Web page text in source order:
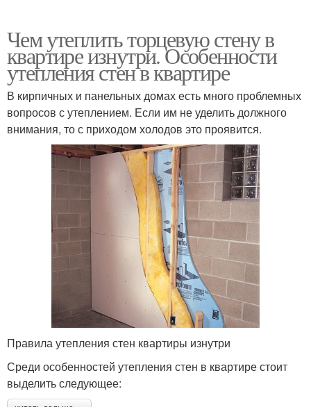
Чем утеплить торцевую стену в
квартире изнутри. Особенности
утепления стен в квартире
В кирпичных и панельных домах есть много проблемных
вопросов с утеплением. Если им не уделить должного
внимания, то с приходом холодов это проявится.
Правила утепления стен квартиры изнутри
Среди особенностей утепления стен в квартире стоит
выделить следующее: